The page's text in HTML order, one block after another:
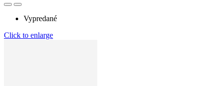
Vypredané
Click to enlarge